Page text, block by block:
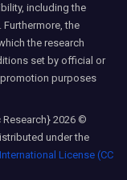
including the
the
the research
set by official or
purposes.
under the
License (CC